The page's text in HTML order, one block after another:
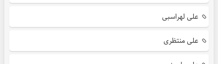
علی لهراسبی
علی منتظری